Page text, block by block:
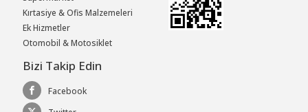
Kırtasiye & Ofis Malzemeleri
Ek Hizmetler
Otomobil & Motosiklet
Bizi Takip Edin
Facebook